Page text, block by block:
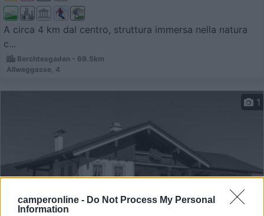
camperonline - Do Not Process My Personal
Information
A circa 4 km dal centro, struttura immersa nella natura
c...
Berchtesgaden - 69.5km
Allweggasse, 4
1